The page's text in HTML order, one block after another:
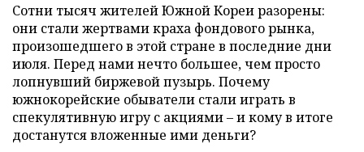
Сотни тысяч жителей Южной Кореи разорены:
они стали жертвами краха фондового рынка,
произошедшего в этой стране в последние дни
июля. Перед нами нечто большее, чем просто
лопнувший биржевой пузырь. Почему
южнокорейские обыватели стали играть в
спекулятивную игру с акциями – и кому в итоге
достанутся вложенные ими деньги?